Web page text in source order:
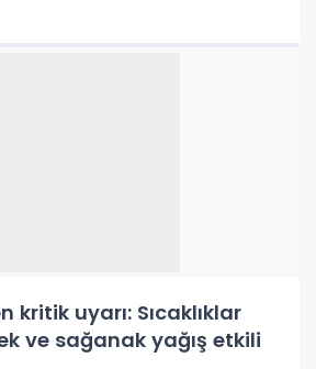
kritik uyarı: Sıcaklıklar
ve sağanak yağış etkili